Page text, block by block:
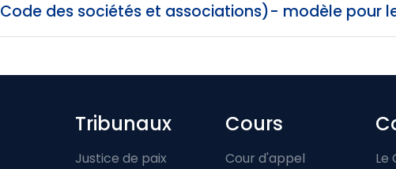
Code des sociétés et associations)- modèle pour
Footer-menu
Tribunaux
Justice de paix
Cours
Cour d'appel
Le